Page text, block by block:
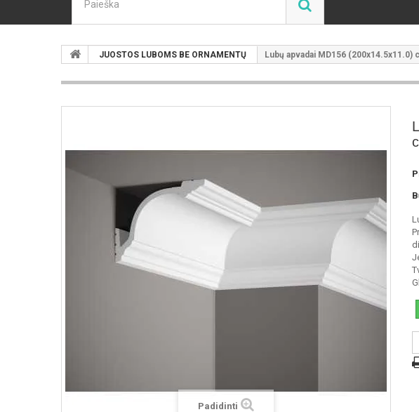
JUOSTOS LUBOMS BE ORNAMENTŲ Lubų apvadai MD156 (200x14.5x11.0)
Padidinti